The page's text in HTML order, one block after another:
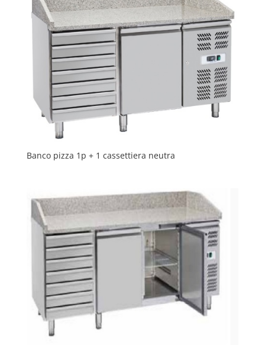
Banco pizza 1p + 1 cassettiera neutra